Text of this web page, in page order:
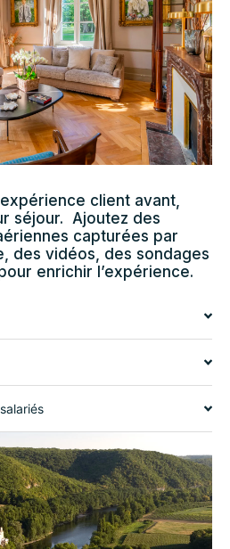
client avant,
séjour. Ajoutez des
capturées par
des vidéos, des sondages
enrichir l’expérience.